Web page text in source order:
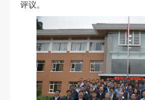
评议。